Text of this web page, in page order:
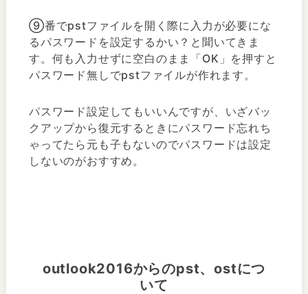
⑨番でpstファイルを開く際に入力が必要にな
るパスワードを設定するかい？と聞いてきま
す。何も入力せずに空白のまま「OK」を押すと
パスワード無しでpstファイルが作れます。
パスワード設定してもいいんですが、いざバッ
クアップから復元するときにパスワード忘れち
ゃってたら元も子もないのでパスワードは設定
しないのがおすすめ。
outlook2016からのpst、ostにつ
いて